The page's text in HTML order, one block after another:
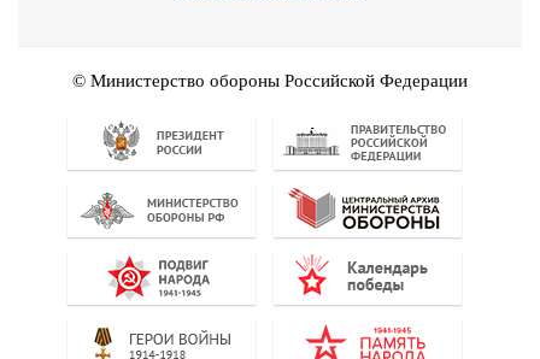
© Министерство обороны Российской Федерации